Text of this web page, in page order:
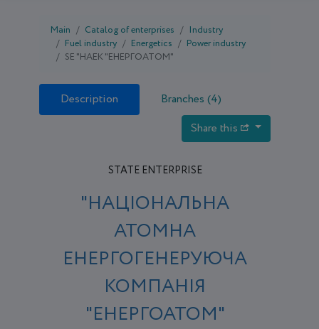
Main Catalog of enterprises
Industry
Fuel industry
Energetics
Power industry
SE "НАЕК "ЕНЕРГОАТОМ"
Description
Branches (4)
Share this
STATE ENTERPRISE
"НАЦІОНАЛЬНА
АТОМНА
ЕНЕРГОГЕНЕРУЮЧА
КОМПАНІЯ
"ЕНЕРГОАТОМ"